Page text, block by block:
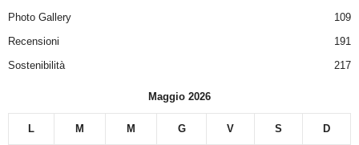
Photo Gallery
109
Recensioni
191
Sostenibilità
217
Maggio 2026
L M M G V S D